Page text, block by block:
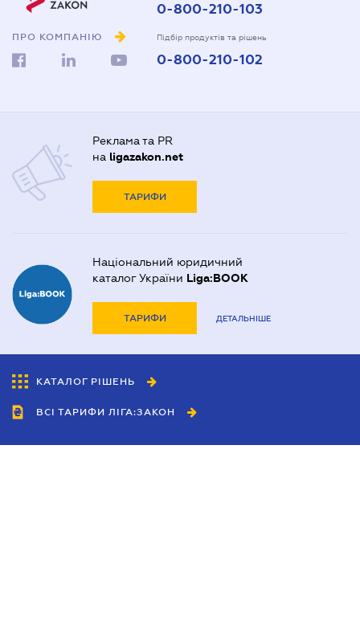
ПРО КОМПАНІЮ
0-800-210-103
Підбір продуктів та рішень
0-800-210-102
Реклама та PR
на ligazakon.net
ТАРИФИ
Національний юридичний
каталог України Liga:BOOK
ТАРИФИ ДЕТАЛЬНІШЕ
КАТАЛОГ РІШЕНЬ
ВСІ ТАРИФИ ЛІГА:ЗАКОН